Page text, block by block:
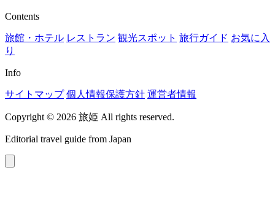
Contents
旅館・ホテル レストラン 観光スポット 旅行ガイド お気に入
り
Info
サイトマップ 個人情報保護方針 運営者情報
Copyright © 2026 旅姫 All rights reserved.
Editorial travel guide from Japan